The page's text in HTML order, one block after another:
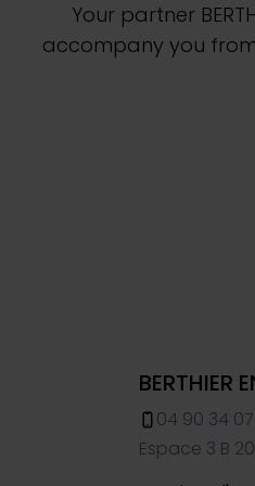
Naše linije
Električni
Navdihi
Konfigurator bazena
Your partner
accompany you
04 90 34
Espace 3 B